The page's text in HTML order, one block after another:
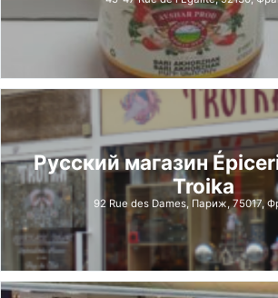
Русский магазин
Troika
92 Rue des Dames, Париж, 75017,